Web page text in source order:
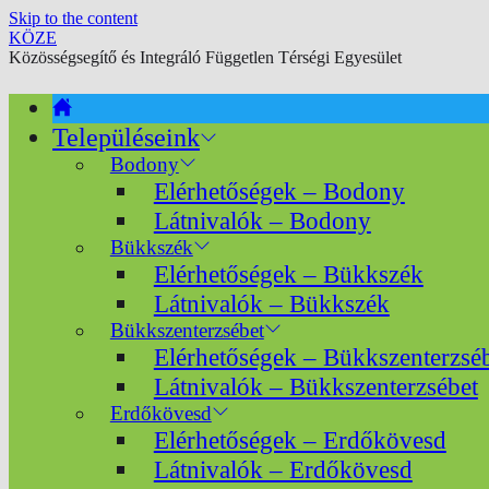
Skip to the content
KÖZE
Közösségsegítő és Integráló Független Térségi Egyesület
Településeink
Bodony
Elérhetőségek – Bodony
Látnivalók – Bodony
Bükkszék
Elérhetőségek – Bükkszék
Látnivalók – Bükkszék
Bükkszenterzsébet
Elérhetőségek –
Látnivalók – Bükkszenterzsébet
Erdőkövesd
Elérhetőségek – Erdőkövesd
Látnivalók – Erdőkövesd